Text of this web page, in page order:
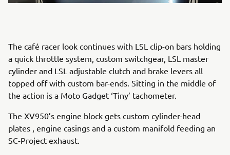
The café racer look continues with LSL clip-on bars holding
a quick throttle system, custom switchgear, LSL master
cylinder and LSL adjustable clutch and brake levers all
topped off with custom bar-ends. Sitting in the middle of
the action is a Moto Gadget ‘Tiny’ tachometer.
The XV950’s engine block gets custom cylinder-head
plates , engine casings and a custom manifold feeding an
SC-Project exhaust.